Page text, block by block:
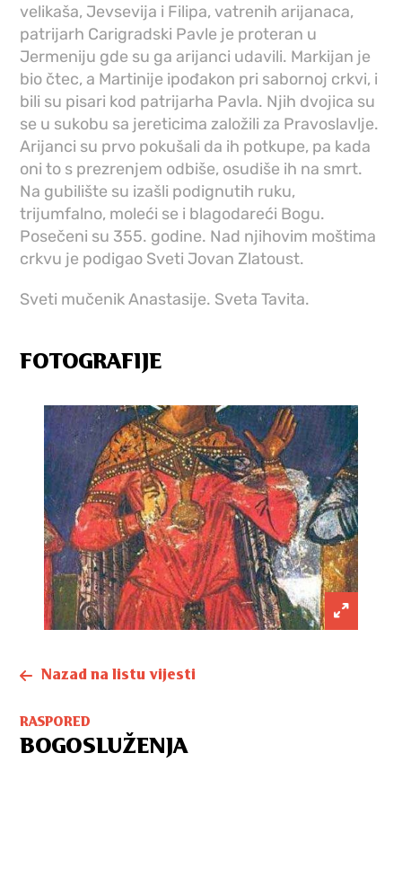
velikaša, Jevsevija i Filipa, vatrenih arijanaca,
patrijarh Carigradski Pavle je proteran u
Jermeniju gde su ga arijanci udavili. Markijan je
bio čtec, a Martinije ipođakon pri sabornoj crkvi, i
bili su pisari kod patrijarha Pavla. Njih dvojica su
se u sukobu sa jereticima založili za Pravoslavlje.
Arijanci su prvo pokušali da ih potkupe, pa kada
oni to s prezrenjem odbiše, osudiše ih na smrt.
Na gubilište su izašli podignutih ruku,
trijumfalno, moleći se i blagodareći Bogu.
Posečeni su 355. godine. Nad njihovim moštima
crkvu je podigao Sveti Jovan Zlatoust.
Sveti mučenik Anastasije. Sveta Tavita.
FOTOGRAFIJE
Nazad na listu vijesti
RASPORED
BOGOSLUŽENJA